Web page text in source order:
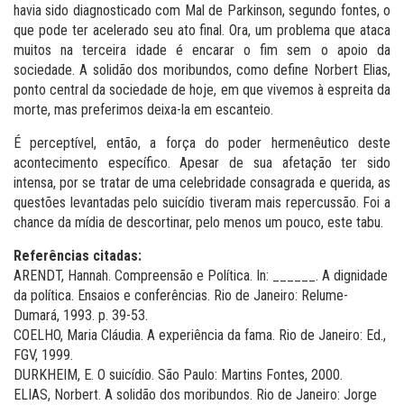
havia sido diagnosticado com Mal de Parkinson, segundo fontes, o
que pode ter acelerado seu ato final. Ora, um problema que ataca
muitos na terceira idade é encarar o fim sem o apoio da
sociedade. A solidão dos moribundos, como define Norbert Elias,
ponto central da sociedade de hoje, em que vivemos à espreita da
morte, mas preferimos deixa-la em escanteio.
É perceptível, então, a força do poder hermenêutico deste
acontecimento específico. Apesar de sua afetação ter sido
intensa, por se tratar de uma celebridade consagrada e querida, as
questões levantadas pelo suicídio tiveram mais repercussão. Foi a
chance da mídia de descortinar, pelo menos um pouco, este tabu.
Referências citadas:
ARENDT, Hannah. Compreensão e Política. In: ______. A dignidade
da política. Ensaios e conferências. Rio de Janeiro: Relume-
Dumará, 1993. p. 39-53.
COELHO, Maria Cláudia. A experiência da fama. Rio de Janeiro: Ed.,
FGV, 1999.
DURKHEIM, E. O suicídio. São Paulo: Martins Fontes, 2000.
ELIAS, Norbert. A solidão dos moribundos. Rio de Janeiro: Jorge